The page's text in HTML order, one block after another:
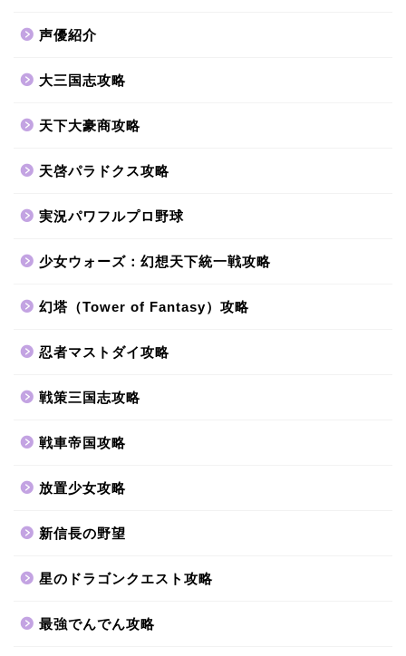
声優紹介
大三国志攻略
天下大豪商攻略
天啓パラドクス攻略
実況パワフルプロ野球
少女ウォーズ：幻想天下統一戦攻略
幻塔（Tower of Fantasy）攻略
忍者マストダイ攻略
戦策三国志攻略
戦車帝国攻略
放置少女攻略
新信長の野望
星のドラゴンクエスト攻略
最強でんでん攻略